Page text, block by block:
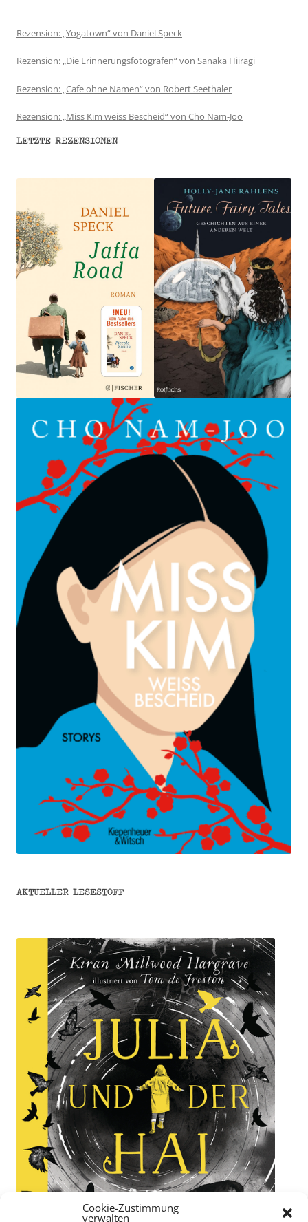
Cookie-Zustimmung
verwalten
Rezension: „Yogatown“ von Daniel Speck
Rezension: „Die Erinnerungsfotografen“ von Sanaka Hiiragi
Rezension: „Cafe ohne Namen“ von Robert Seethaler
Rezension: „Miss Kim weiss Bescheid“ von Cho Nam-Joo
LETZTE REZENSIONEN
AKTUELLER LESESTOFF